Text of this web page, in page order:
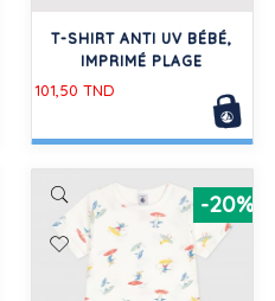
T-SHIRT ANTI UV BÉBÉ,
IMPRIMÉ PLAGE
101,50 TND
-20%